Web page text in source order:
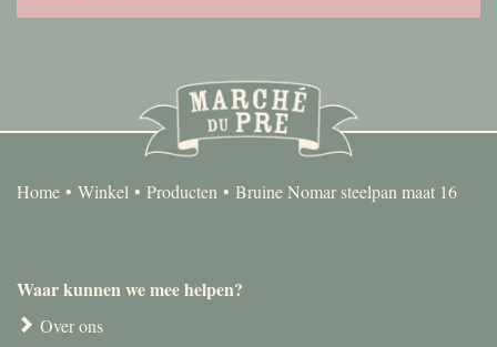
Home Winkel Producten Bruine Nomar steelpan maat 16
Waar kunnen we mee helpen?
Over ons